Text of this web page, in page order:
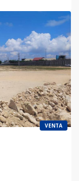
VENTA